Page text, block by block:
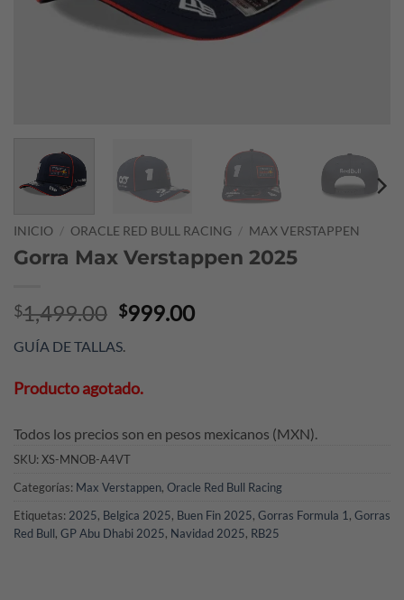
INICIO / ORACLE RED BULL RACING / MAX VERSTAPPEN
Gorra Max Verstappen 2025
$1,499.00 Original
was:
$1,499.00.
$999.00Current
GUÍA DE TALLAS
Producto agotado.
Todos los precios son en pesos mexicanos (MXN).
SKU: XS-MNOB-A4VT
Categorías: Max Verstappen, Oracle Red Bull Racing
Etiquetas: 2025, Belgica 2025, Buen Fin 2025, Gorras Formula 1 , Gorras
Red Bull, GP Abu Dhabi 2025, Navidad 2025, RB25